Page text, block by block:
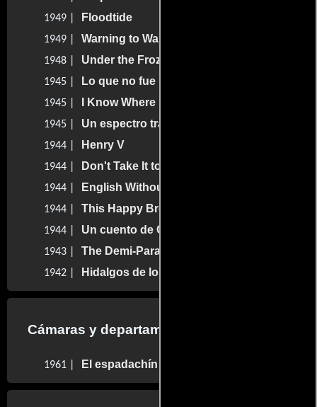
1949 | Floodtide
1949 | Warning to Wantons
1948 | Under the Frozen Falls
1945 | Lo que no fue
1945 | I Know Where I'm Going!
1945 | Un espectro travieso
1944 | Henry V
1944 | Don't Take It to Heart!
1944 | English Without Tears
1944 | This Happy Breed
1944 | Un cuento de Canterbury
1943 | The Demi-Paradise
1942 | Hidalgos de los mares
Cámaras y departamento de electricidad
1961 | El espadachín del diablo